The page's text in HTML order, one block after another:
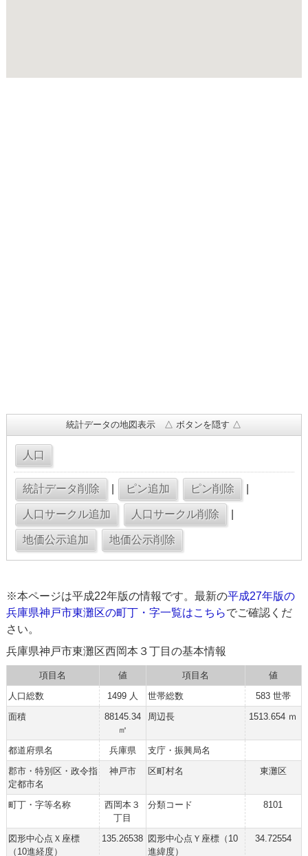
統計データの地図表示 △ ボタンを隠す △
※本ページは平成22年版の情報です。最新の平成27年版の
兵庫県神戸市東灘区の町丁・字一覧はこちらでご確認くだ
さい。
兵庫県神戸市東灘区西岡本３丁目の基本情報
項目名 値 項目名
値
人口総数
1499 人 世帯総数
583 世帯
面積
88145.34
㎡
周辺長 1513.654 ｍ
都道府県名 兵庫県
支庁・振興局名
郡市・特別区・政令指
定都市名
神戸市 区町村名 東灘区
町丁・字等名称
西岡本３
丁目
分類コード 8101
図形中心点Ｘ座標
（10進経度）
135.26538 図形中心点Ｙ座標（10
進緯度）
34.72554